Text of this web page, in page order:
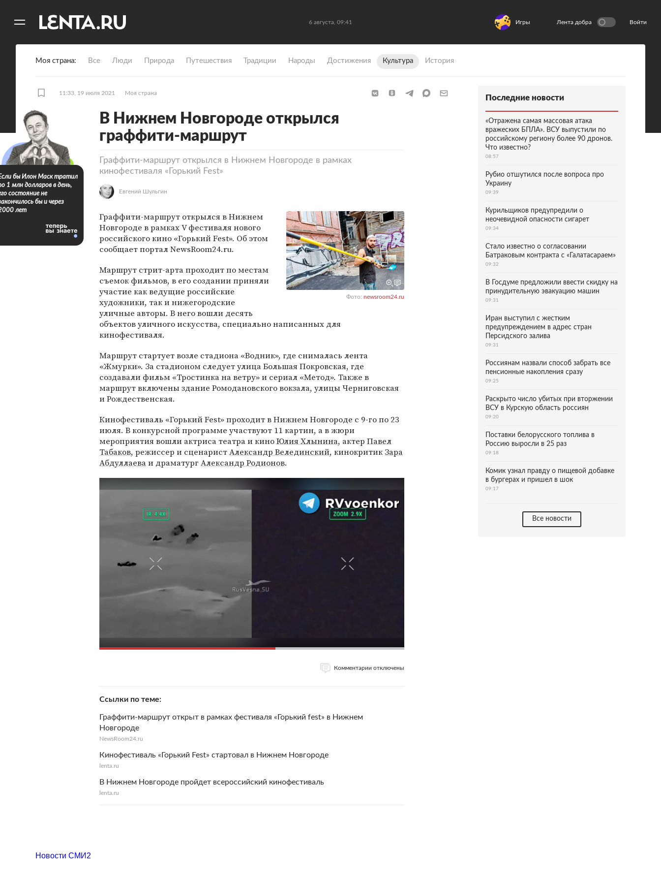
6 августа, 09:41 Игры Лента добра Войти
Моя страна Все Люди Природа Путешествия Традиции Народы Достижения Культура История
11:33, 19 июля 2021 Моя страна
В Нижнем Новгороде открылся
граффити-маршрут
Граффити-маршрут открылся в Нижнем Новгороде в рамках
кинофестиваля «Горький Fest»
Евгений Шульгин
Фото: newsroom24.ru
Граффити-маршрут открылся в Нижнем
Новгороде в рамках V фестиваля нового
российского кино «Горький Fest». Об этом
сообщает портал NewsRoom24.ru.
Маршрут стрит-арта проходит по местам
съемок фильмов, в его создании приняли
участие как ведущие российские
художники, так и нижегородские
уличные авторы. В него вошли десять
объектов уличного искусства, специально написанных для
кинофестиваля.
Маршрут стартует возле стадиона «Водник», где снималась лента
«Жмурки». За стадионом следует улица Большая Покровская, где
создавали фильм «Тростинка на ветру» и сериал «Метод». Также в
маршрут включены здание Ромодановского вокзала, улицы Черниговская
и Рождественская.
Кинофестиваль «Горький Fest» проходит в Нижнем Новгороде с 9-го по 23
июля. В конкурсной программе участвуют 11 картин, а в жюри
мероприятия вошли актриса театра и киноЮлия Хлынина, актер Павел
Табаков, режиссер и сценаристАлександр Велединский, кинокритик Зара
Абдуллаеваи драматург Александр Родионов.
Комментарии отключены
Ссылки по теме
Граффити-маршрут открыт в рамках фестиваля «Горький fest» в Нижнем
Новгороде
NewsRoom24.ru
Кинофестиваль «Горький Fest» стартовал в Нижнем Новгороде
lenta.ru
В Нижнем Новгороде пройдет всероссийский кинофестиваль
lenta.ru
бы Илон Маск тратил
1 млн долларов в день,
состояние не
бы и через
лет
Последние новости
«Отражена самая массовая атака
вражеских БПЛА». ВСУ выпустили по
российскому региону более 90 дронов.
Что известно?
08:57
Рубио отшутился после вопроса про
Украину
09:39
Курильщиков предупредили о
неочевидной опасности сигарет
09:34
Стало известно о согласовании
Батраковым контракта с «Галатасараем»
09:32
В Госдуме предложили ввести скидку на
принудительную эвакуацию машин
09:31
Иран выступил с жестким
предупреждением в адрес стран
Персидского залива
09:31
Россиянам назвали способ забрать все
пенсионные накопления сразу
09:25
Раскрыто число убитых при вторжении
ВСУ в Курскую область россиян
09:20
Поставки белорусского топлива в
Россию выросли в 25 раз
09:18
Комик узнал правду о пищевой добавке
в бургерах и пришел в шок
09:17
Все новости
Новости СМИ2